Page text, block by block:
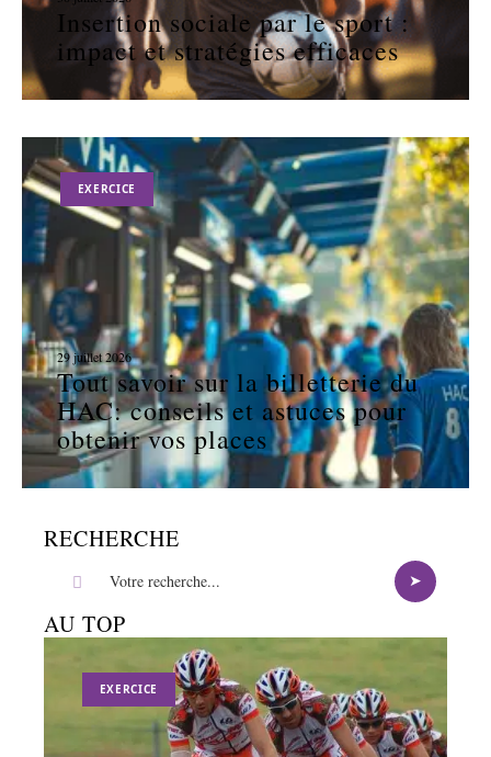
Insertion sociale par le sport :
impact et stratégies efficaces
EXERCICE
29 juillet 2026
Tout savoir sur la billetterie du
HAC: conseils et astuces pour
obtenir vos places
RECHERCHE
AU TOP
EXERCICE